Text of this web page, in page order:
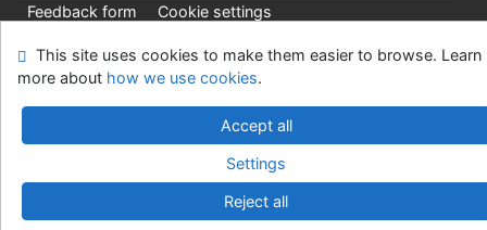
Feedback form
Cookie settings
Univerzitní knihovna - Univerzita Hradec Králové
This site uses cookies to make them easier to browse. Learn
more about how we use cookies.
Accept all
Settings
Reject all